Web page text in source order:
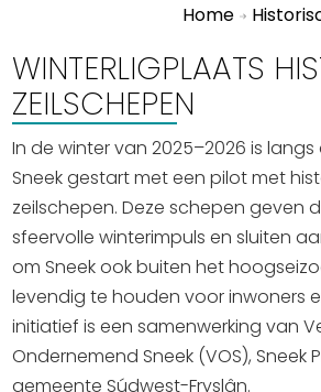
Toeristische informatie
Winkelen, uitgaan en doen
Eten, drinken & uitgaan
Watersport
Overnachten
En meer
Arrangementen
Home
WINTERLIGPLAATS
ZEILSCHEPEN
In de winter van 2025–2026 is
Sneek gestart met een pilot met
zeilschepen. Deze schepen geven
sfeervolle winterimpuls en sluiten
om Sneek ook buiten het
levendig te houden voor inwoners
initiatief is een samenwerking van
Ondernemend Sneek (VOS), Sneek
gemeente Súdwest-Fryslân.